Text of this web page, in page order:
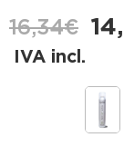
16,34€
IVA incl.